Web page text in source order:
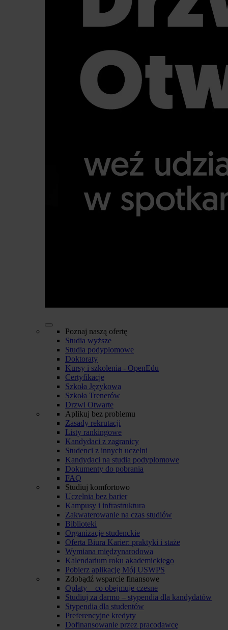
Poznaj naszą ofertę
Studia wyższe
Studia podyplomowe
Doktoraty
Kursy i szkolenia - OpenEdu
Certyfikacje
Szkoła Językowa
Szkoła Trenerów
Drzwi Otwarte
Aplikuj bez problemu
Zasady rekrutacji
Listy rankingowe
Kandydaci z zagranicy
Studenci z innych uczelni
Kandydaci na studia podyplomowe
Dokumenty do pobrania
FAQ
Studiuj komfortowo
Uczelnia bez barier
Kampusy i infrastruktura
Zakwaterowanie na czas studiów
Biblioteki
Organizacje studenckie
Oferta Biura Karier: praktyki i staże
Wymiana międzynarodowa
Kalendarium roku akademickiego
Pobierz aplikację Mój USWPS
Zdobądź wsparcie finansowe
Opłaty – co obejmuje czesne
Studiuj za darmo – stypendia dla kandydatów
Stypendia dla studentów
Preferencyjne kredyty
Dofinansowanie przez pracodawcę